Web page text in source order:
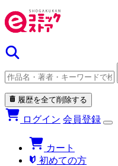
履歴を全て削除する
ログイン 会員登録
カート
初めての方